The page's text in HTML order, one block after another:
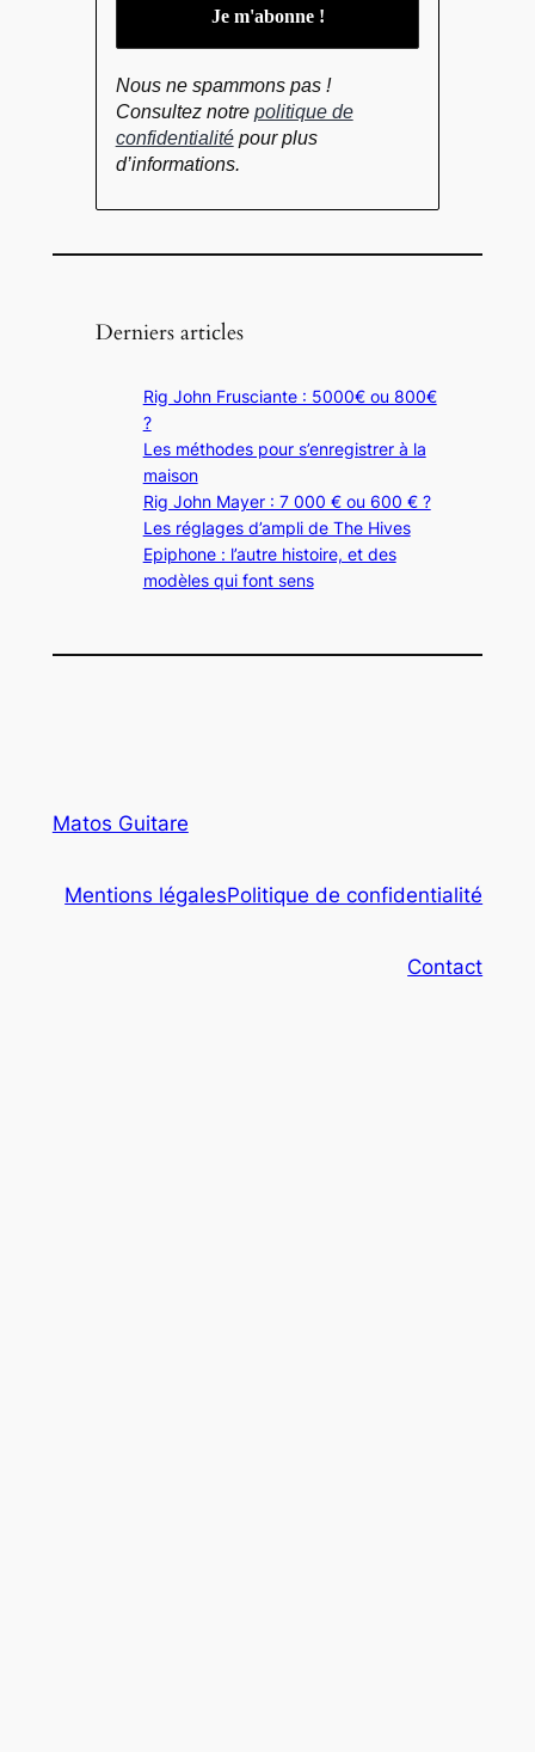
Nous ne spammons pas !
Consultez notre politique de
confidentialitépour plus
d’informations.
Derniers articles
Rig John Frusciante : 5000€ ou 800€
?
Les méthodes pour s’enregistrer à la
maison
Rig John Mayer : 7 000 € ou 600 € ?
Les réglages d’ampli de The Hives
Epiphone : l’autre histoire, et des
modèles qui font sens
Matos Guitare
Mentions légalesPolitique de confidentialité
Contact